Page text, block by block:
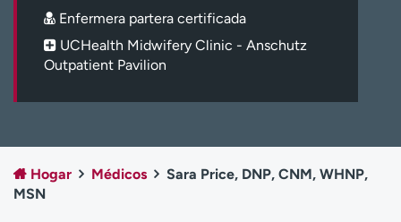
Inicie sesión en My Health Connection
Empleados
Profesionales
Atención a medios de
comunicación
Asistencia financiera
Enfermera partera certificada
UCHealth Midwifery Clinic - Anschutz
Outpatient Pavilion
Hogar Médicos
Sara Price, DNP, CNM, WHNP,
MSN